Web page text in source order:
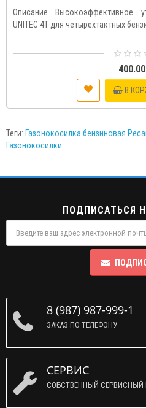
Описание Высокоэффективное
UNITEC 4T для четырехтактных
В
Теги: Газонокосилка бензиновая
Газонокосилки
ПОДПИСАТЬСЯ
8 (987) 987-999-1
ЗАКАЗ ПО ТЕЛЕФОНУ
СЕРВИС
СОБСТВЕННЫЙ СЕРВИСНЫЙ